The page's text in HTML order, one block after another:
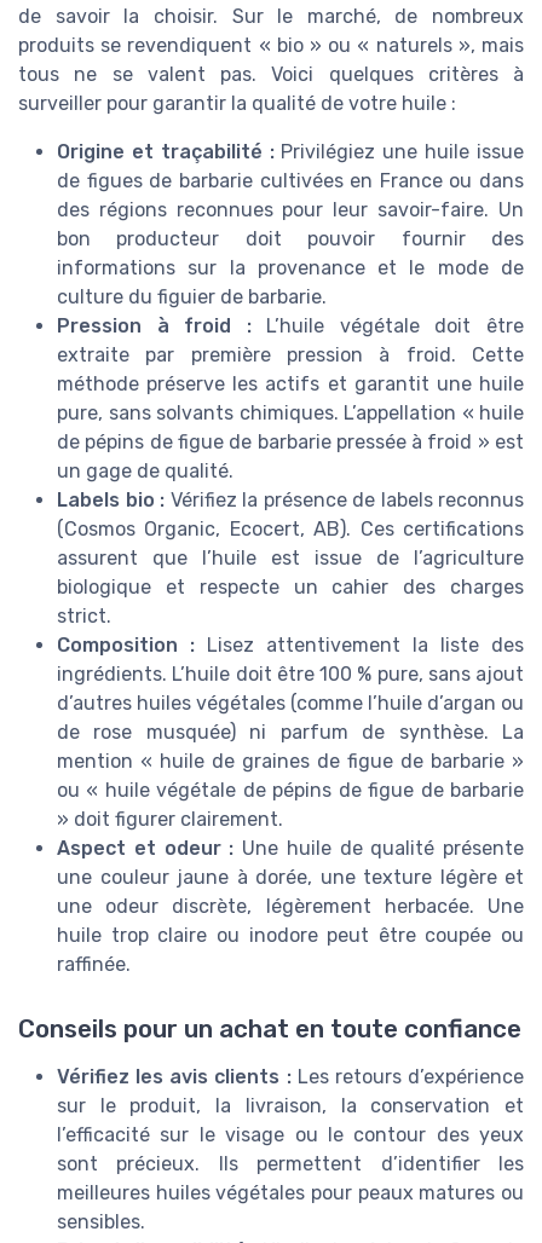
de savoir la choisir. Sur le marché, de nombreux
produits se revendiquent « bio » ou « naturels », mais
tous ne se valent pas. Voici quelques critères à
surveiller pour garantir la qualité de votre huile :
Origine et traçabilité :Privilégiez une huile issue
de figues de barbarie cultivées en France ou dans
des régions reconnues pour leur savoir-faire. Un
bon producteur doit pouvoir fournir des
informations sur la provenance et le mode de
culture du figuier de barbarie.
Pression à froid :L’huile végétale doit être
extraite par première pression à froid. Cette
méthode préserve les actifs et garantit une huile
pure, sans solvants chimiques. L’appellation « huile
de pépins de figue de barbarie pressée à froid » est
un gage de qualité.
Labels bio : Vérifiez la présence de labels reconnus
(Cosmos Organic, Ecocert, AB). Ces certifications
assurent que l’huile est issue de l’agriculture
biologique et respecte un cahier des charges
strict.
Composition : Lisez attentivement la liste des
ingrédients. L’huile doit être 100 % pure, sans ajout
d’autres huiles végétales (comme l’huile d’argan ou
de rose musquée) ni parfum de synthèse. La
mention « huile de graines de figue de barbarie »
ou « huile végétale de pépins de figue de barbarie
» doit figurer clairement.
Aspect et odeur : Une huile de qualité présente
une couleur jaune à dorée, une texture légère et
une odeur discrète, légèrement herbacée. Une
huile trop claire ou inodore peut être coupée ou
raffinée.
Conseils pour un achat en toute confiance
Vérifiez les avis clients :Les retours d’expérience
sur le produit, la livraison, la conservation et
l’efficacité sur le visage ou le contour des yeux
sont précieux. Ils permettent d’identifier les
meilleures huiles végétales pour peaux matures ou
sensibles.